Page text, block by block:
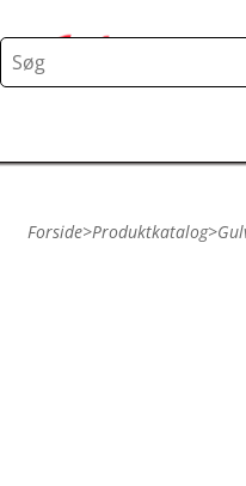
Forside>Produktkatalog>